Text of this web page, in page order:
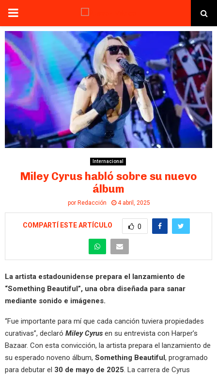
PRIMARY
MENU
Internacional
Miley Cyrus habló sobre su nuevo
álbum
por Redacción 4 abril, 2025
COMPARTÍ ESTE ARTÍCULO 0
La artista estadounidense prepara el lanzamiento de
“Something Beautiful”, una obra diseñada para sanar
mediante sonido e imágenes.
“Fue importante para mí que cada canción tuviera propiedades
curativas”, declaró Miley Cyrus en su entrevista con Harper’s
Bazaar. Con esta convicción, la artista prepara el lanzamiento de
su esperado noveno álbum, Something Beautiful, programado
para debutar el 30 de mayo de 2025. La carrera de Cyrus